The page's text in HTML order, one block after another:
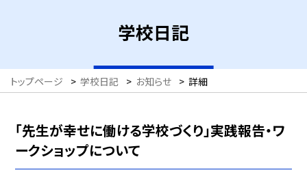
学校日記
トップページ > 学校日記 > お知らせ > 詳細
「先生が幸せに働ける学校づくり」実践報告・ワ
ークショップについて